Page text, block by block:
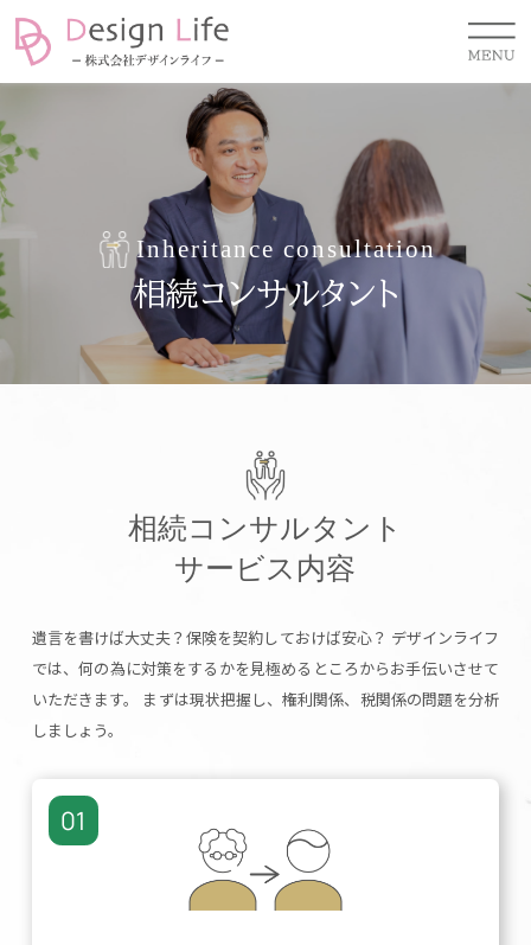
Inheritance consultation
相続コンサルタント
相続コンサルタント
サービス内容
遺言を書けば大丈夫？保険を契約しておけば安心？ デザインライフ
では、何の為に対策をするかを見極めるところからお手伝いさせて
いただきます。 まずは現状把握し、権利関係、税関係の問題を分析
しましょう。
01